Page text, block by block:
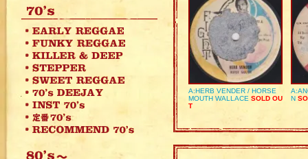
A:HERB VENDER / HORSE
MOUTH WALLACE SOLD OU
T
N